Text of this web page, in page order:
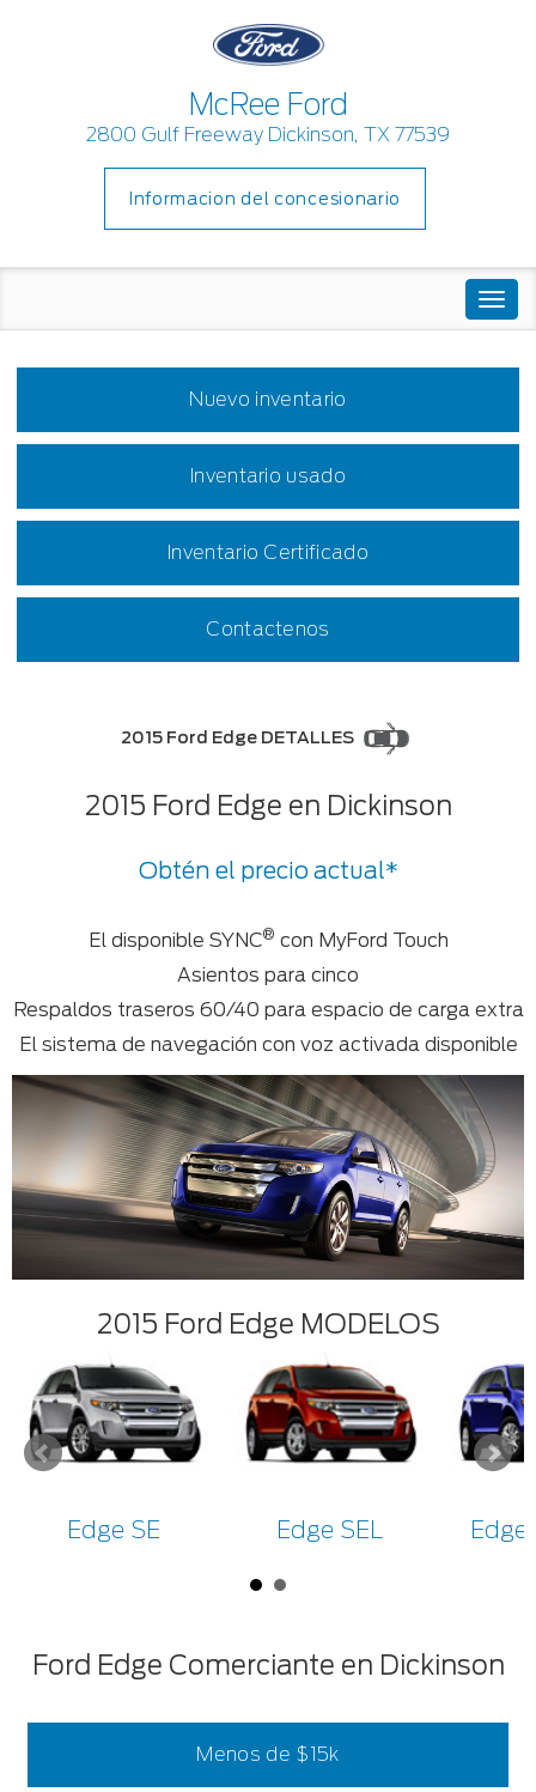
McRee Ford
2800 Gulf Freeway Dickinson, TX 77539
Informacion del concesionario
Nuevo inventario
Inventario usado
Inventario Certificado
Contactenos
2015 Ford Edge DETALLES
2015 Ford Edge en Dickinson
Obtén el precio actual*
El disponible SYNC® con MyFord Touch
Asientos para cinco
Respaldos traseros 60/40 para espacio de carga extra
El sistema de navegación con voz activada disponible
2015 Ford Edge MODELOS
Edge SE Edge SEL
Ford Edge Comerciante en Dickinson
Menos de $15k